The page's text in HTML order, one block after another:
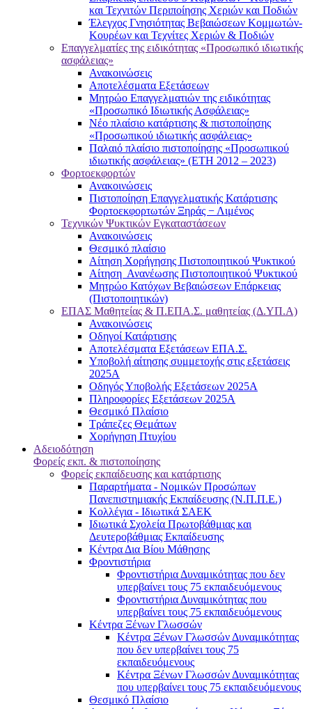
και Τεχνιτών Περιποίησης Χεριών και Ποδιών
Έλεγχος Γνησιότητας Βεβαιώσεων Κομμωτών-
Κουρέων και Τεχνίτες Χεριών & Ποδιών
Επαγγελματίες της ειδικότητας «Προσωπικό ιδιωτικής
ασφάλειας»
Ανακοινώσεις
Αποτελέσματα Εξετάσεων
Μητρώο Επαγγελματιών της ειδικότητας
«Προσωπικό Ιδιωτικής Ασφάλειας»
Νέο πλαίσιο κατάρτισης & πιστοποίησης
«Προσωπικού ιδιωτικής ασφάλειας»
Παλαιό πλαίσιο πιστοποίησης «Προσωπικού
ιδιωτικής ασφάλειας» (ΕΤΗ 2012 – 2023)
Φορτοεκφορτών
Ανακοινώσεις
Πιστοποίηση Επαγγελματικής Κατάρτισης
Φορτοεκφορτωτών Ξηράς − Λιμένος
Τεχνικών Ψυκτικών Εγκαταστάσεων
Ανακοινώσεις
Θεσμικό πλαίσιο
Αίτηση Χορήγησης Πιστοποιητικού Ψυκτικού
Αίτηση Ανανέωσης Πιστοποιητικού Ψυκτικού
Μητρώο Κατόχων Βεβαιώσεων Επάρκειας
(Πιστοποιητικών)
ΕΠΑΣ Μαθητείας & Π.ΕΠΑ.Σ. μαθητείας (Δ.ΥΠ.Α)
Ανακοινώσεις
Oδηγοί Κατάρτισης
Αποτελέσματα Εξετάσεων ΕΠΑ.Σ.
Υποβολή αίτησης συμμετοχής στις εξετάσεις
2025Α
Οδηγός Υποβολής Εξετάσεων 2025A
Πληροφορίες Εξετάσεων 2025Α
Θεσμικό Πλαίσιο
Τράπεζες Θεμάτων
Χορήγηση Πτυχίου
Αδειοδότηση
Φορείς εκπ. & πιστοποίησης
Φορείς εκπαίδευσης και κατάρτισης
Παραρτήματα - Νομικών Προσώπων
Πανεπιστημιακής Εκπαίδευσης (Ν.Π.Π.Ε.)
Κολλέγια - Ιδιωτικά ΣΑΕΚ
Ιδιωτικά Σχολεία Πρωτοβάθμιας και
Δευτεροβάθμιας Εκπαίδευσης
Κέντρα Δια Βίου Μάθησης
Φροντιστήρια
Φροντιστήρια Δυναμικότητας που δεν
υπερβαίνει τους 75 εκπαιδευόμενους
Φροντιστήρια Δυναμικότητας που
υπερβαίνει τους 75 εκπαιδευόμενους
Κέντρα Ξένων Γλωσσών
Kέντρα Ξένων Γλωσσών Δυναμικότητας
που δεν υπερβαίνει τους 75
εκπαιδευόμενους
Kέντρα Ξένων Γλωσσών Δυναμικότητας
που υπερβαίνει τους 75 εκπαιδευόμενους
Θεσμικό Πλαίσιο